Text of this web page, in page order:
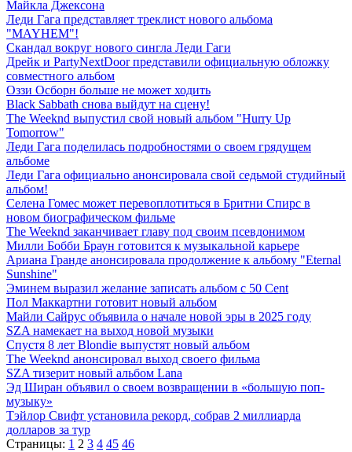
Майкла Джексона
Леди Гага представляет треклист нового альбома
"MAYHEM"!
Скандал вокруг нового сингла Леди Гаги
Дрейк и PartyNextDoor представили официальную обложку
совместного альбом
Оззи Осборн больше не может ходить
Black Sabbath снова выйдут на сцену!
The Weeknd выпустил свой новый альбом "Hurry Up
Tomorrow"
Леди Гага поделилась подробностями о своем грядущем
альбоме
Леди Гага официально анонсировала свой седьмой студийный
альбом!
Селена Гомес может перевоплотиться в Бритни Спирс в
новом биографическом фильме
The Weeknd заканчивает главу под своим псевдонимом
Милли Бобби Браун готовится к музыкальной карьере
Ариана Гранде анонсировала продолжение к альбому "Eternal
Sunshine"
Эминем выразил желание записать альбом с 50 Cent
Пол Маккартни готовит новый альбом
Майли Сайрус объявила о начале новой эры в 2025 году
SZA намекает на выход новой музыки
Спустя 8 лет Blondie выпустят новый альбом
The Weeknd анонсировал выход своего фильма
SZA тизерит новый альбом Lana
Эд Ширан объявил о своем возвращении в «большую поп-
музыку»
Тэйлор Свифт установила рекорд, собрав 2 миллиарда
долларов за тур
Страницы: 1 2 3 4 45 46